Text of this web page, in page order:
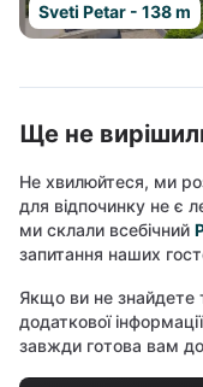
Sveti Petar - 138 m
Ще не
Не хвилюйтеся, ми
для відпочинку не є
ми склали всебічний
запитання наших
Якщо ви не знайдете
додаткової
завжди готова вам